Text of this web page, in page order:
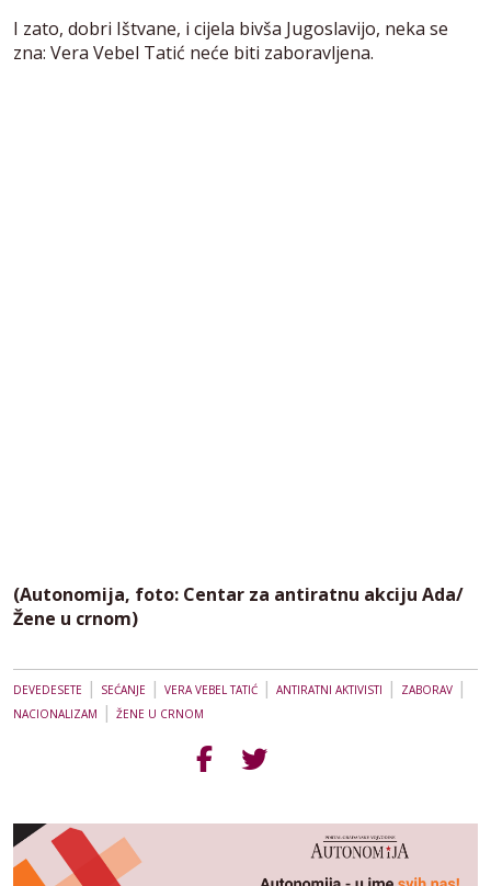
I zato, dobri Ištvane, i cijela bivša Jugoslavijo, neka se
zna: Vera Vebel Tatić neće biti zaboravljena.
(Autonomija, foto: Centar za antiratnu akciju Ada/
Žene u crnom)
DEVEDESETE | SEĆANJE | VERA VEBEL TATIĆ | ANTIRATNI AKTIVISTI | ZABORAV |
NACIONALIZAM | ŽENE U CRNOM